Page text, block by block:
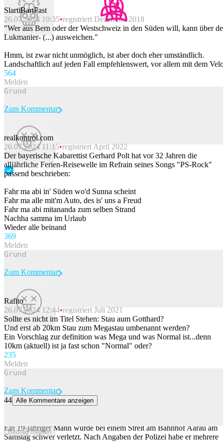
SlartiBartFast
26.07.2024 10:35 registriert Dezember 2018
"Wer aus Bern oder der Westschweiz in den Süden will, kann über
Lukmanier- (...) ausweichen."
Hmm, ist zwar nicht unmöglich, ist aber doch eher umständlich.
Landschaftlich auf jeden Fall empfehlenswert, vor allem mit dem
564
Melden
Beitrag melden
Zum Kommentar
realkontrol.com
26.07.2024 11:15 registriert April 2022
Der bayerische Kabarettist Gerhard Polt hat vor 32 Jahren die
alljährliche Ferien-Reisewelle im Refrain seines Songs "PS-Rock"
passend beschrieben:
Fahr ma abi in' Süden wo'd Sunna scheint
Fahr ma allе mit'm Auto, des is' uns a Freud
Fahr ma abi mitananda zum selbеn Strand
Nachha samma im Urlaub
Wieder alle beinand
369
Melden
Beitrag melden
Zum Kommentar
Rafito
26.07.2024 12:44 registriert Juli 2021
Sollte es nicht im Titel Stehen: Stau aum Gotthard?
Und erst ab 20km Stau zum Megastau umbenannt werden?
Ein Vorschlag zur definition was Mega und was Normal ist...denn
10km (aktuell) ist ja fast schon "Normal" oder?
235
Melden
Beitrag melden
Zum Kommentar
44 Alle Kommentare anzeigen
Ein 19-jähriger Mann wurde bei einem Streit am Bahnhof Aarau am
Samstag schwer verletzt. Nach Angaben der Polizei habe er mehrere